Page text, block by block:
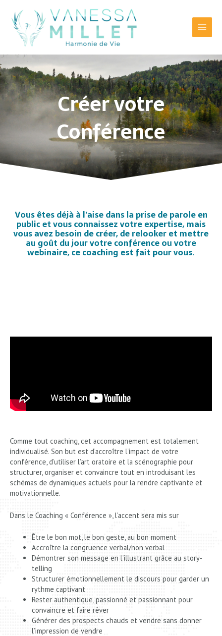
contenu
Menu
Créer votre
Conférence
Vous êtes déjà à l’aise dans la prise de parole en
public et vous connaissez votre expertise, mais
vous avez besoin de créer, de relooker et mettre
au goût du jour votre conférence ou votre
webinaire, ce coaching est fait pour vous.
Comme tout coaching, cet accompagnement est totalement
individualisé. Son but est d’accroître l’impact de votre
conférence, d’utiliser l’art oratoire et la scénographie pour
structurer, organiser et convaincre tout en introduisant les
schémas de dynamiques actuels pour la rendre captivante et
motivationnelle.
Dans le Coaching « Conférence », l’accent sera mis sur
Être le bon mot, le bon geste, au bon moment
Accroître la congruence verbal/non verbal
Démontrer son message en l’illustrant grâce au story-
telling
Structurer émotionnellement le discours pour garder un
rythme captivant
Rester authentique, passionné et passionnant pour
convaincre et faire rêver
Générer des prospects chauds et vendre sans donner
l’impression de vendre